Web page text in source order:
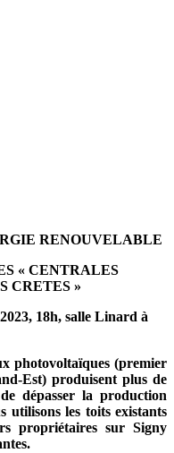
RENOUVELABLE
« CENTRALES
CRETES »
2023, 18h, salle Linard à
photovoltaïques (premier
Est)produisent plus de
dépasser la production
utilisons les toits existants
propriétaires sur Signy
.